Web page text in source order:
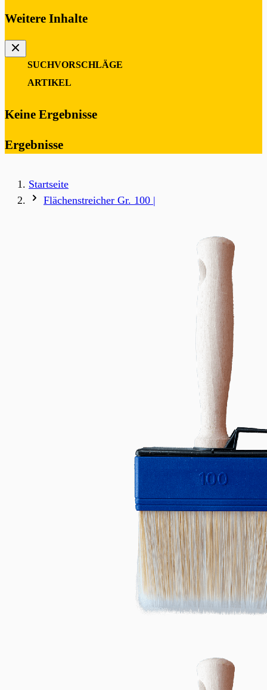
Weitere Inhalte
SUCHVORSCHLÄGE
ARTIKEL
Keine Ergebnisse
Ergebnisse
Startseite
Flächenstreicher Gr. 100 |